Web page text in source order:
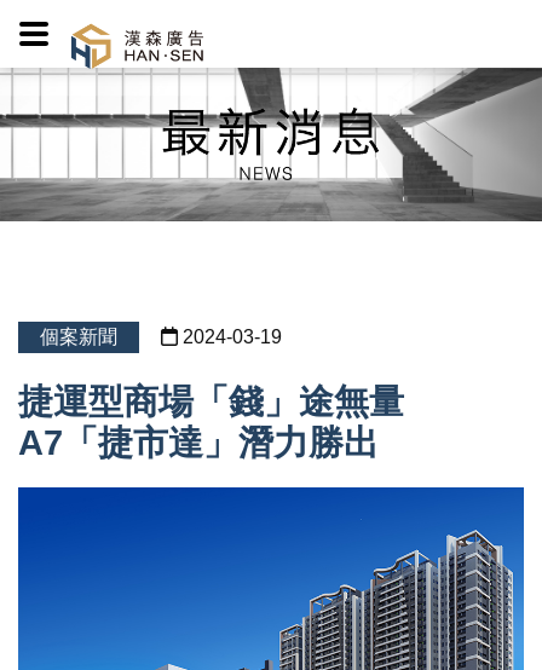
個案新聞 2024-03-19
捷運型商場「錢」途無量
A7「捷市達」潛力勝出